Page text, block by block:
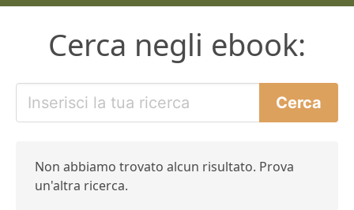
Cerca negli ebook:
Non abbiamo trovato alcun risultato. Prova
un'altra ricerca.